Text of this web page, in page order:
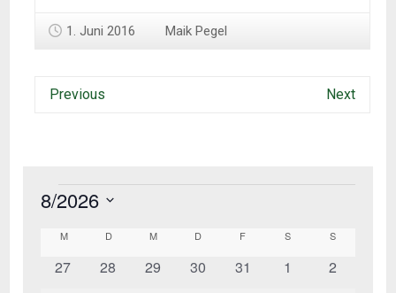
1. Juni 2016 Maik Pegel
Previous Next